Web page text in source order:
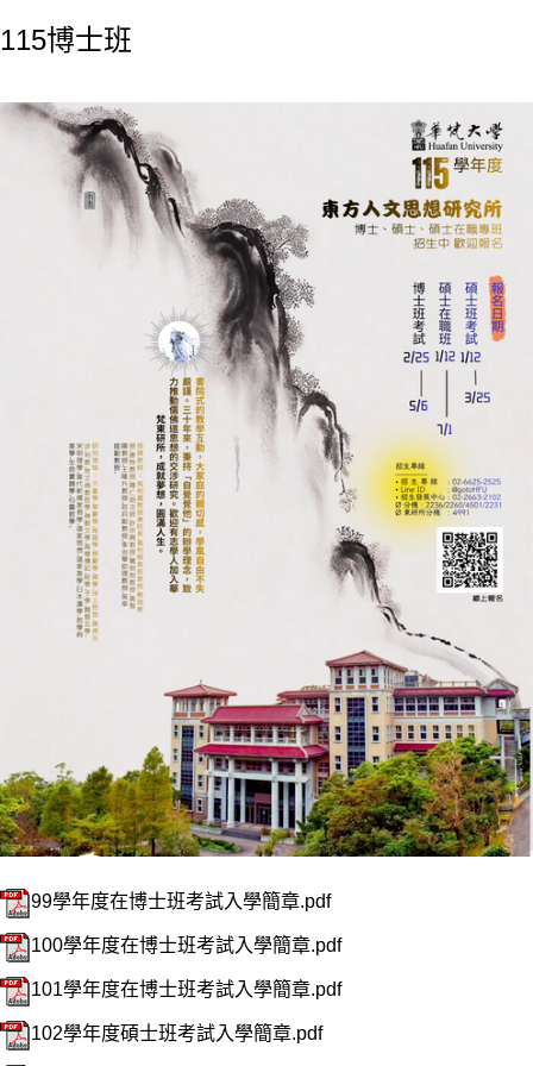
115博士班
99學年度在博士班考試入學簡章.pdf
100學年度在博士班考試入學簡章.pdf
101學年度在博士班考試入學簡章.pdf
102學年度碩士班考試入學簡章.pdf